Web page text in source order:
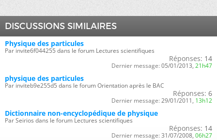
DISCUSSIONS SIMILAIRES
Physique des particules
Par invite6f044255 dans le forum Lectures scientifiques
Réponses: 14
Dernier message: 05/01/2013, 21h47
physique des particules
Par inviteb9e255d5 dans le forum Orientation après le BAC
Réponses: 6
Dernier message: 29/01/2011, 13h12
Dictionnaire non-encyclopédique de physique
Par Seirios dans le forum Lectures scientifiques
Réponses: 14
Dernier message: 31/07/2008, 06h27